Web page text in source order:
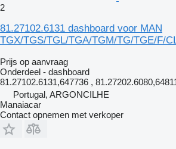
2
81.27102.6131 dashboard voor MAN
TGX/TGS/TGL/TGA/TGM/TG/TGE/F/
Prijs op aanvraag
Onderdeel - dashboard
81.27102.6131,647736 ,
Portugal, ARGONCILHE
Manaiacar
Contact opnemen met verkoper